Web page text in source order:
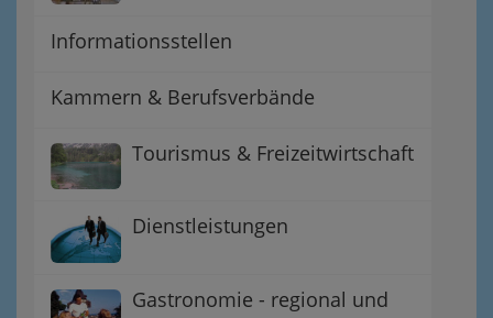
Informationsstellen
Kammern & Berufsverbände
Tourismus & Freizeitwirtschaft
Dienstleistungen
Gastronomie - regional und